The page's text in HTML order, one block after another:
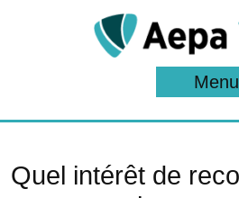
Menu
Quel intérêt de